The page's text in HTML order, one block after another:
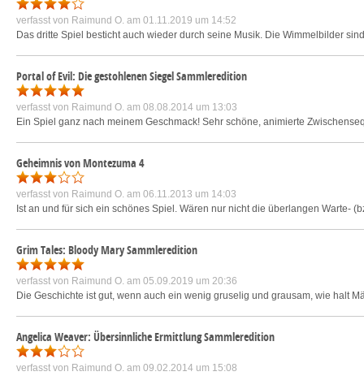
verfasst von Raimund O. am 01.11.2019 um 14:52
Das dritte Spiel besticht auch wieder durch seine Musik. Die Wimmelbilder
Portal of Evil: Die gestohlenen Siegel Sammleredition
verfasst von Raimund O. am 08.08.2014 um 13:03
Ein Spiel ganz nach meinem Geschmack! Sehr schöne, animierte
Geheimnis von Montezuma 4
verfasst von Raimund O. am 06.11.2013 um 14:03
Ist an und für sich ein schönes Spiel. Wären nur nicht die überlangen Warte-
Grim Tales: Bloody Mary Sammleredition
verfasst von Raimund O. am 05.09.2019 um 20:36
Die Geschichte ist gut, wenn auch ein wenig gruselig und grausam, wie halt
Angelica Weaver: Übersinnliche Ermittlung Sammleredition
verfasst von Raimund O. am 09.02.2014 um 15:08